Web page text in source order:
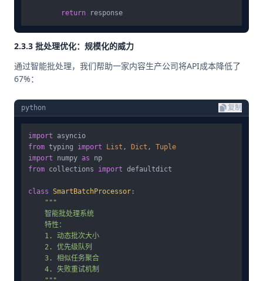
return
2.3.3 批处理优化：规模化的威力
通过智能批处理，我们帮助一家内容生产公司将API成本降低了
67%：
python 复制
import
from typing import List , Dict , Tuple
import numpy as
from collections import defaultdict
class SmartBatchProcessor :
"""
    智能批处理系统
    特性：
    1. 动态批次大小
    2. 优先级队列
    3. 相似任务聚合
    4. 失败重试机制